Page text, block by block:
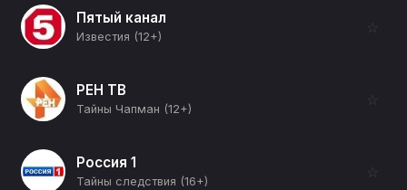
Пятый канал
Известия (12+)
☆
РЕН ТВ
Тайны Чапман (12+)
☆
Россия 1
Тайны следствия (16+)
☆